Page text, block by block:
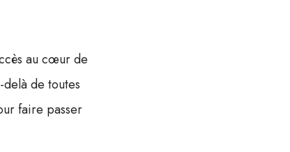
au cœur de
delà de toutes
faire passer